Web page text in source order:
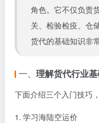
角色。它不仅负责
关、检验检疫、仓
货代的基础知识非
一、 理解货代行业
下面介绍三个入门技巧
1. 学习海陆空运价